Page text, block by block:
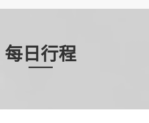
每日行程